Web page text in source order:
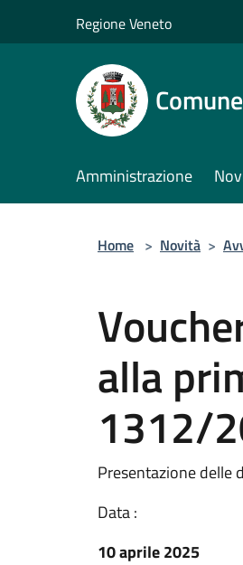
Regione Veneto
Amministrazione
Home > Novità >
alla
1312/
Presentazione delle
Data :
10 aprile 2025